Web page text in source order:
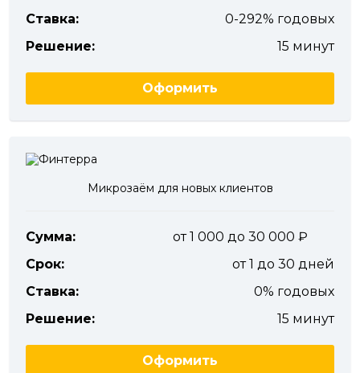
Ставка:
0-292% годовых
Решение:
15 минут
Оформить
Микрозаём для новых клиентов
Сумма:
от 1 000 до 30 000
Срок:
от 1 до 30 дней
Ставка:
0% годовых
Решение:
15 минут
Оформить